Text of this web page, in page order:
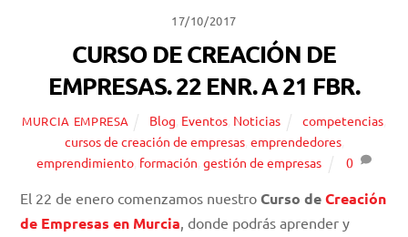
17/10/2017
CURSO DE CREACIÓN DE
EMPRESAS. 22 ENR. A 21 FBR.
MURCIA EMPRESA Blog Eventos, Noticias competencias,
cursos de creación de empresas, emprendedores,
emprendimiento formación ,gestión de empresas 0
El 22 de enero comenzamos nuestroCurso deCreación
de Empresas en Murcia, donde podrás aprender y